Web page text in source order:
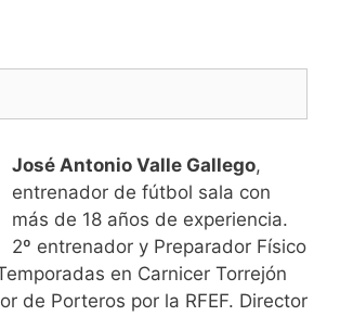
José Antonio Valle Gallego,
entrenador de fútbol sala con
más de 18 años de experiencia.
2º entrenador y Preparador Físico
en Carnicer Torrejón
de Porteros por la RFEF. Director